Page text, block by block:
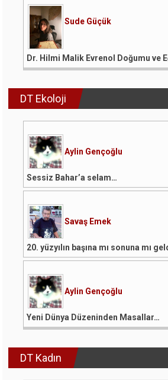
Sude Güçük
Dr. Hilmi Malik Evrenol Doğumu ve
DT Ekoloji
Aylin Gençoğlu
Sessiz Bahar’a selam…
Savaş Emek
20. yüzyılın başına mı sonuna mı
Aylin Gençoğlu
Yeni Dünya Düzeninden Masallar…
DT Kadın